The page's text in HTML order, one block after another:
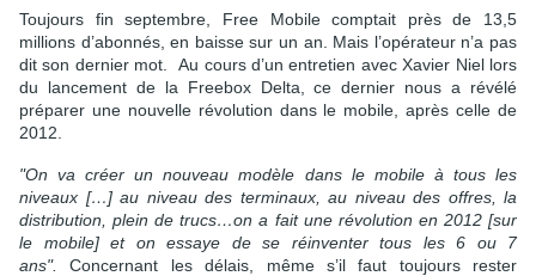
Toujours fin septembre, Free Mobile comptait près de 13,5
millions d’abonnés, en baisse sur un an. Mais l’opérateur n’a pas
dit son dernier mot.
Au cours d’un entretien avec Xavier Niel lors
du lancement de la Freebox Delta, ce dernier nous a révélé
préparer une nouvelle révolution dans le mobile, après celle de
2012.
"On va créer un nouveau modèle dans le mobile à tous les
niveaux […] au niveau des terminaux, au niveau des offres, la
distribution, plein de trucs…on a fait une révolution en 2012 [sur
le mobile] et on essaye de se réinventer tous les 6 ou 7
ans".
Concernant les délais, même s’il faut toujours rester